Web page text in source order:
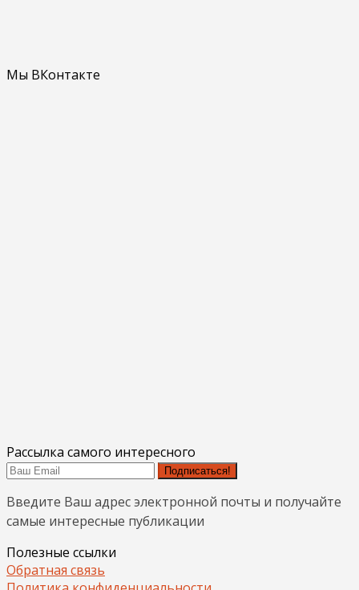
Мы ВКонтакте
Рассылка самого интересного
Подписаться!
Введите Ваш адрес электронной почты и получайте
самые интересные публикации
Полезные ссылки
Обратная связь